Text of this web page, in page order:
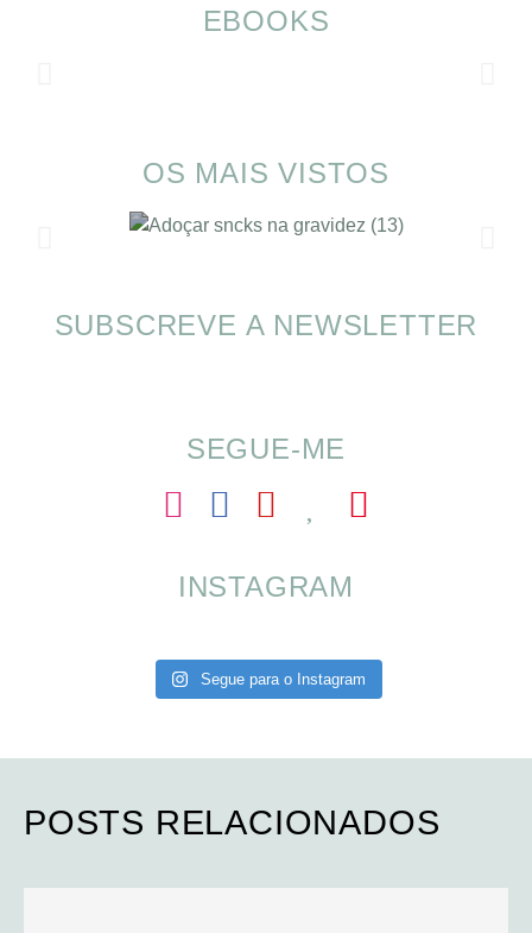
EBOOKS
OS MAIS VISTOS
Alimentação nas férias com SOMP
SUBSCREVE A NEWSLETTER
SEGUE-ME
INSTAGRAM
Segue para o Instagram
POSTS RELACIONADOS